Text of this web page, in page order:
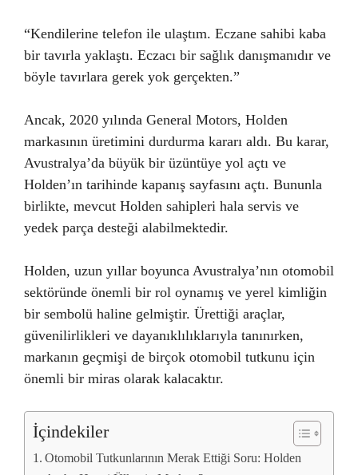
“Kendilerine telefon ile ulaştım. Eczane sahibi kaba
bir tavırla yaklaştı. Eczacı bir sağlık danışmanıdır ve
böyle tavırlara gerek yok gerçekten.”
Ancak, 2020 yılında General Motors, Holden
markasının üretimini durdurma kararı aldı. Bu karar,
Avustralya’da büyük bir üzüntüye yol açtı ve
Holden’ın tarihinde kapanış sayfasını açtı. Bununla
birlikte, mevcut Holden sahipleri hala servis ve
yedek parça desteği alabilmektedir.
Holden, uzun yıllar boyunca Avustralya’nın otomobil
sektöründe önemli bir rol oynamış ve yerel kimliğin
bir sembolü haline gelmiştir. Ürettiği araçlar,
güvenilirlikleri ve dayanıklılıklarıyla tanınırken,
markanın geçmişi de birçok otomobil tutkunu için
önemli bir miras olarak kalacaktır.
İçindekiler
Otomobil Tutkunlarının Merak Ettiği Soru: Holden